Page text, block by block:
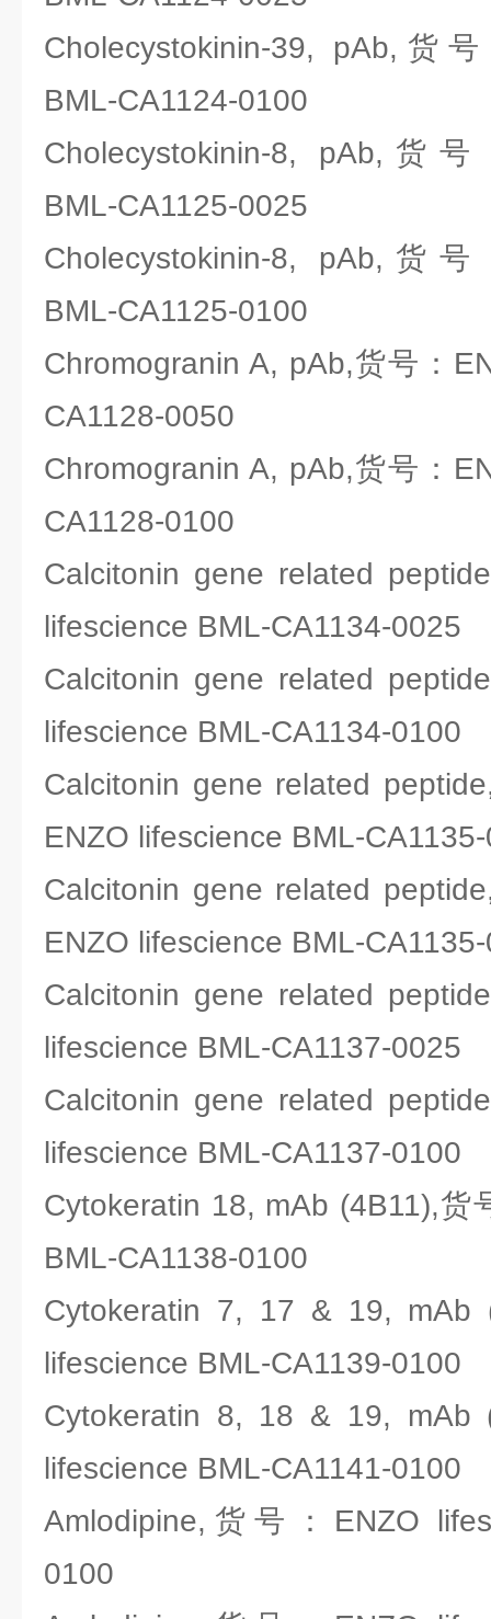
Cholecystokinin-39, pAb,货
BML-CA1124-0100
Cholecystokinin-8, pAb,货号
BML-CA1125-0025
Cholecystokinin-8, pAb,货号
BML-CA1125-0100
Chromogranin A, pAb,货号：
CA1128-0050
Chromogranin A, pAb,货号：
CA1128-0100
Calcitonin gene related
lifescience BML-CA1134-0025
Calcitonin gene related
lifescience BML-CA1134-0100
Calcitonin gene related
ENZO lifescience BML-
Calcitonin gene related
ENZO lifescience BML-
Calcitonin gene related
lifescience BML-CA1137-0025
Calcitonin gene related
lifescience BML-CA1137-0100
Cytokeratin 18, mAb (4B11),货
BML-CA1138-0100
Cytokeratin 7, 17 & 19, mAb
lifescience BML-CA1139-0100
Cytokeratin 8, 18 & 19, mAb
lifescience BML-CA1141-0100
Amlodipine,货号：ENZO
0100